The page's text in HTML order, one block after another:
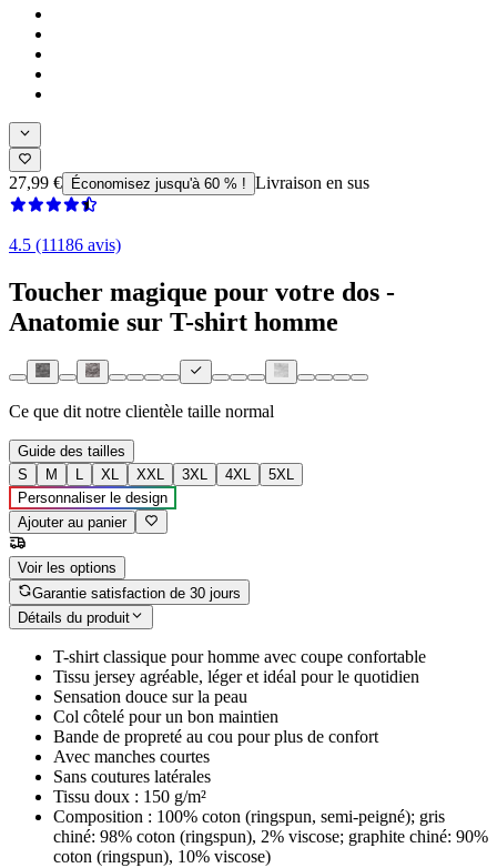
27,99 € Économisez jusqu'à 60 % ! Livraison en sus
4.5 (11186 avis)
Toucher magique pour votre dos -
Anatomie sur T-shirt homme
Ce que dit notre clientèle taille normal
Guide des tailles
S
M L XL XXL 3XL 4XL
5XL
Personnaliser le design
Ajouter au panier
Voir les options
Garantie satisfaction de 30 jours
Détails du produit
T-shirt classique pour homme avec coupe confortable
Tissu jersey agréable, léger et idéal pour le quotidien
Sensation douce sur la peau
Col côtelé pour un bon maintien
Bande de propreté au cou pour plus de confort
Avec manches courtes
Sans coutures latérales
Tissu doux : 150 g/m²
Composition : 100% coton (ringspun, semi-peigné); gris
chiné: 98% coton (ringspun), 2% viscose; graphite chiné: 90%
coton (ringspun), 10% viscose)